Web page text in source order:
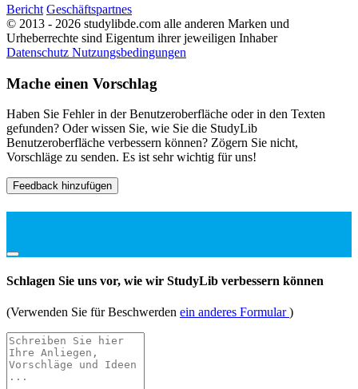
Bericht Geschäftspartnes
© 2013 - 2026 studylibde.com alle anderen Marken und
Urheberrechte sind Eigentum ihrer jeweiligen Inhaber
Datenschutz Nutzungsbedingungen
Mache einen Vorschlag
Haben Sie Fehler in der Benutzeroberfläche oder in den Texten
gefunden? Oder wissen Sie, wie Sie die StudyLib
Benutzeroberfläche verbessern können? Zögern Sie nicht,
Vorschläge zu senden. Es ist sehr wichtig für uns!
Feedback hinzufügen
Schlagen Sie uns vor, wie wir StudyLib verbessern können
(Verwenden Sie für Beschwerden ein anderes Formular)